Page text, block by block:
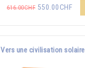
616.00CHF 550.00CHF
Vers une civilisation solaire